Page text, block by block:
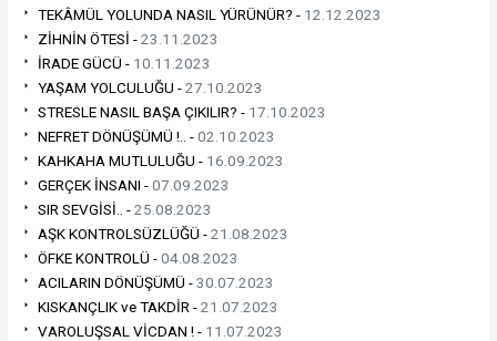
TEKÂMÜL YOLUNDA NASIL YÜRÜNÜR? - 12.12.2023
ZİHNİN ÖTESİ -23.11.2023
İRADE GÜCÜ - 10.11.2023
YAŞAM YOLCULUĞU -27.10.2023
STRESLE NASIL BAŞA ÇIKILIR? - 17.10.2023
NEFRET DÖNÜŞÜMÜ !.. -02.10.2023
KAHKAHA MUTLULUĞU - 16.09.2023
GERÇEK İNSANI -07.09.2023
SIR SEVGİSİ.. -25.08.2023
AŞK KONTROLSÜZLÜĞÜ -21.08.2023
ÖFKE KONTROLÜ -04.08.2023
ACILARIN DÖNÜŞÜMÜ -30.07.2023
KISKANÇLIK ve TAKDİR -21.07.2023
VAROLUŞSAL VİCDAN ! - 11.07.2023